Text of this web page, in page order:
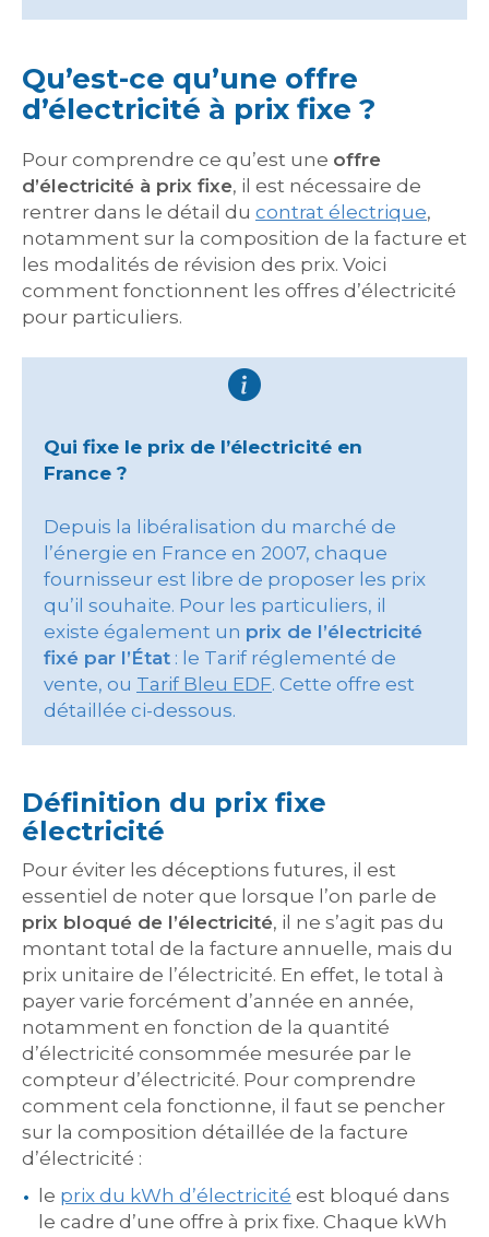
Qu’est-ce qu’une offre
d’électricité à prix fixe ?
Pour comprendre ce qu’est une offre
d’électricité à prix fixe, il est nécessaire de
rentrer dans le détail du contrat électrique,
notamment sur la composition de la facture et
les modalités de révision des prix. Voici
comment fonctionnent les offres d’électricité
pour particuliers.
Qui fixe le prix de l’électricité en
France ?
Depuis la libéralisation du marché de
l’énergie en France en 2007, chaque
fournisseur est libre de proposer les prix
qu’il souhaite. Pour les particuliers, il
existe également un prix de l’électricité
fixé par l’État : le Tarif réglementé de
vente, ou Tarif Bleu EDF. Cette offre est
détaillée ci-dessous.
Définition du prix fixe
électricité
Pour éviter les déceptions futures, il est
essentiel de noter que lorsque l’on parle de
prix bloqué de l’électricité, il ne s’agit pas du
montant total de la facture annuelle, mais du
prix unitaire de l’électricité. En effet, le total à
payer varie forcément d’année en année,
notamment en fonction de la quantité
d’électricité consommée mesurée par le
compteur d’électricité. Pour comprendre
comment cela fonctionne, il faut se pencher
sur la composition détaillée de la facture
d’électricité :
le prix du kWh d’électricité est bloqué dans
le cadre d’une offre à prix fixe. Chaque kWh